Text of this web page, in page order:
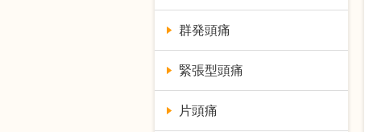
群発頭痛
緊張型頭痛
片頭痛